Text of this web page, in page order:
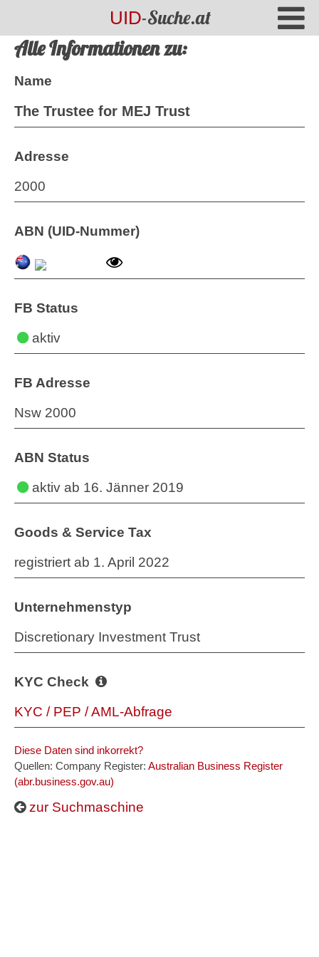
UID-Suche.at
Alle Informationen zu:
Name
The Trustee for MEJ Trust
Adresse
2000
ABN (UID-Nummer)
FB Status
aktiv
FB Adresse
Nsw 2000
ABN Status
aktivab 16. Jänner 2019
Goods & Service Tax
registriert ab 1. April 2022
Unternehmenstyp
Discretionary Investment Trust
KYC Check
KYC / PEP / AML-Abfrage
Diese Daten sind inkorrekt?
Quellen: Company Register: Australian Business Register
(abr.business.gov.au)
zur Suchmaschine